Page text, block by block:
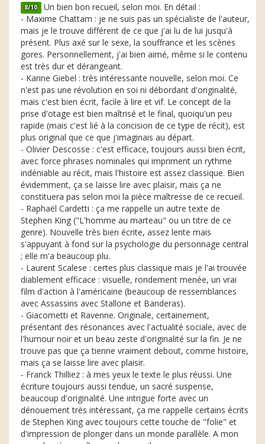
8/10 Un bien bon recueil, selon moi. En détail :
- Maxime Chattam : je ne suis pas un spécialiste de l'auteur,
mais je le trouve différent de ce que j'ai lu de lui jusqu'à
présent. Plus axé sur le sexe, la souffrance et les scènes
gores. Personnellement, j'ai bien aimé, même si le contenu
est très dur et dérangeant.
- Karine Giebel : très intéressante nouvelle, selon moi. Ce
n'est pas une révolution en soi ni débordant d'originalité,
mais c'est bien écrit, facile à lire et vif. Le concept de la
prise d'otage est bien maîtrisé et le final, quoiqu'un peu
rapide (mais c'est lié à la concision de ce type de récit), est
plus original que ce que j'imaginais au départ.
- Olivier Descosse : c'est efficace, toujours aussi bien écrit,
avec force phrases nominales qui impriment un rythme
indéniable au récit, mais l'histoire est assez classique. Bien
évidemment, ça se laisse lire avec plaisir, mais ça ne
constituera pas selon moi la pièce maîtresse de ce recueil.
- Raphaël Cardetti : ça me rappelle un autre texte de
Stephen King ("L'homme au marteau" ou un titre de ce
genre). Nouvelle très bien écrite, assez lente mais
s'appuyant à fond sur la psychologie du personnage central
; elle m'a beaucoup plu.
- Laurent Scalese : certes plus classique mais je l'ai trouvée
diablement efficace : visuelle, rondement menée, un vrai
film d'action à l'américaine (beaucoup de ressemblances
avec Assassins avec Stallone et Banderas).
- Giacometti et Ravenne. Originale, certainement,
présentant des résonances avec l'actualité sociale, avec de
l'humour noir et un beau zeste d'originalité sur la fin. Je ne
trouve pas que ça tienne vraiment debout, comme histoire,
mais ça se laisse lire avec plaisir.
- Franck Thilliez : à mes yeux le texte le plus réussi. Une
écriture toujours aussi tendue, un sacré suspense,
beaucoup d'originalité. Une intrigue forte avec un
dénouement très intéressant, ça me rappelle certains écrits
de Stephen King avec toujours cette touche de "folie" et
d'impression de plonger dans un monde parallèle. A mon